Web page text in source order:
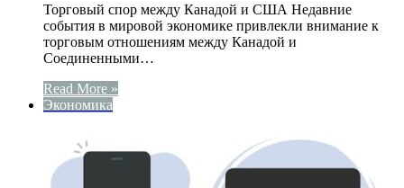
Торговый спор между Канадой и США Недавние
события в мировой экономике привлекли внимание к
торговым отношениям между Канадой и
Соединенными…
Read More »
Экономика